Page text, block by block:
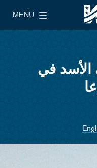
MENU
Main Menu
الأسد في